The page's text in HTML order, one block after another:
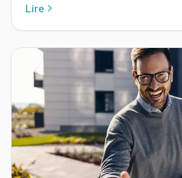
Le
d'un
mandataire
pige
immobilière
Comment
rentrer
un
en
15
étapes
Le
nos
conseils
Lire